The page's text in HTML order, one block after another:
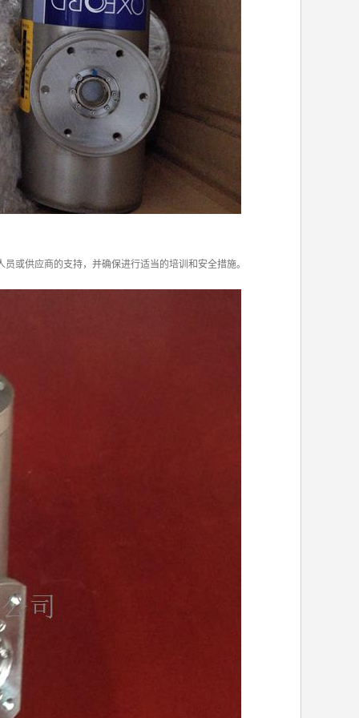
或供应商的支持，并确保进行适当的培训和安全措施。